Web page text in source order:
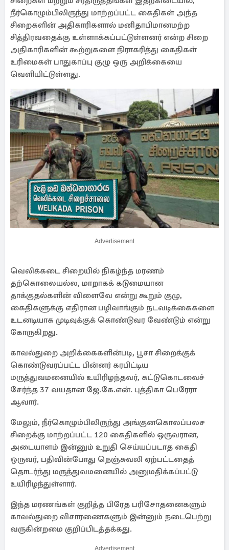
நீர்கொழும்பிலிருந்து மாற்றப்பட்ட கைதிகள் அந்த
சிறைகளின் அதிகாரிகளால் மனிதாபிமானமற்ற
சித்திரவதைக்கு உள்ளாக்கப்பட்டுள்ளனர் என்ற சிறை
அதிகாரிகளின் கூற்றுகளை நிராகரித்து கைதிகள்
உரிமைகள் பாதுகாப்பு குழு ஒரு அறிக்கையை
வெளியிட்டுள்ளது.
Advertisement
வெலிக்கடை சிறையில் நிகழ்ந்த மரணம்
தற்கொலையல்ல, மாறாகக் கடுமையான
தாக்குதல்களின் விளைவே என்று கூறும் குழு,
கைதிகளுக்கு எதிரான பழிவாங்கும் நடவடிக்கைகளை
உடனடியாக முடிவுக்குக் கொண்டுவர வேண்டும் என்று
கோருகிறது.
காவல்துறை அறிக்கைகளின்படி, பூசா சிறைக்குக்
கொண்டுவரப்பட்ட பின்னர் கரபிட்டிய
மருத்துவமனையில் உயிரிழந்தவர், கட்டுகொடவைச்
சேர்ந்த 37 வயதான ஜே.கே.என். புத்திகா பெரேரா
ஆவார்.
மேலும், நீர்கொழும்பிலிருந்து அங்குனகொலப்பலச
சிறைக்கு மாற்றப்பட்ட 120 கைதிகளில் ஒருவரான,
அடையாளம் இன்னும் உறுதி செய்யப்படாத கைதி
ஒருவர், பதிவின்போது நெஞ்சுவலி ஏற்பட்டதைத்
தொடர்ந்து மருத்துவமனையில் அனுமதிக்கப்பட்டு
உயிரிழந்துள்ளார்.
இந்த மரணங்கள் குறித்த பிரேத பரிசோதனைகளும்
காவல்துறை விசாரணைகளும் இன்னும் நடைபெற்று
வருகின்றமை குறிப்பிடத்தக்கது.
Advertisement